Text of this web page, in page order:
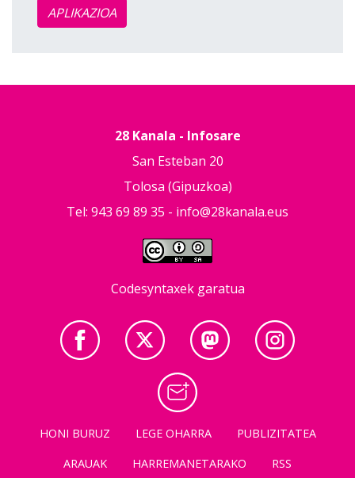
APLIKAZIOA
28 Kanala - Infosare
San Esteban 20
Tolosa (Gipuzkoa)
Tel: 943 69 89 35 - info@28kanala.eus
Codesyntaxek garatua
HONI BURUZ LEGE OHARRA
PUBLIZITATEA
ARAUAK
HARREMANETARAKO RSS